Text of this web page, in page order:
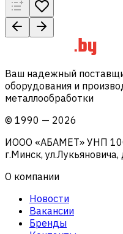
Ваш надежный
оборудования и
металлообработки
© 1990 — 2026
ИООО «АБАМЕТ» УНП
г.Минск,
О компании
Новости
Вакансии
Бренды